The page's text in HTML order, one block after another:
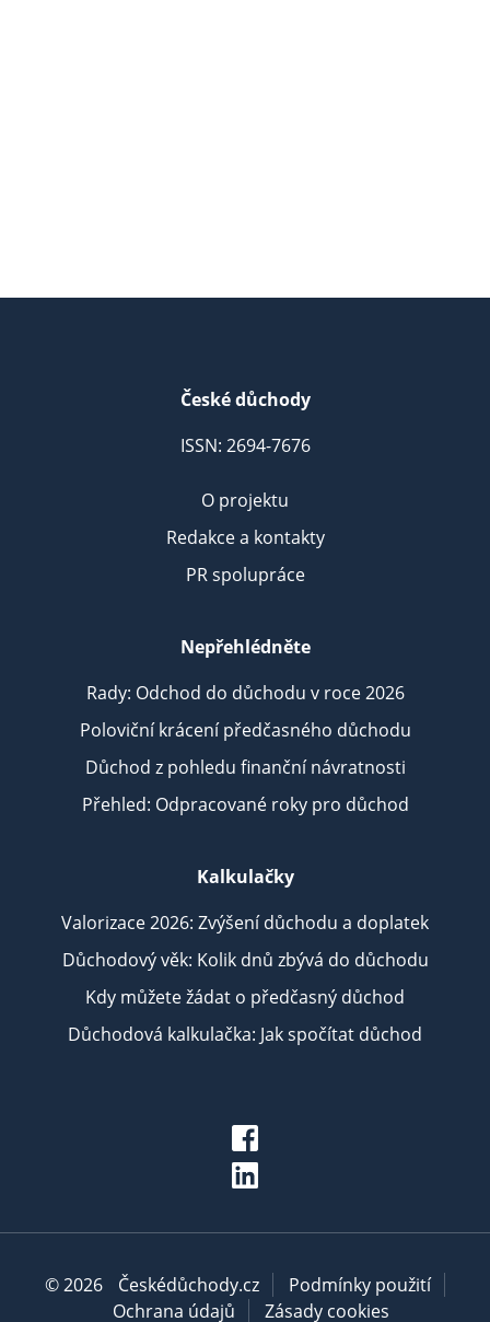
České důchody
ISSN: 2694-7676
O projektu
Redakce a kontakty
PR spolupráce
Nepřehlédněte
Rady: Odchod do důchodu v roce 2026
Poloviční krácení předčasného důchodu
Důchod z pohledu finanční návratnosti
Přehled: Odpracované roky pro důchod
Kalkulačky
Valorizace 2026: Zvýšení důchodu a doplatek
Důchodový věk: Kolik dnů zbývá do důchodu
Kdy můžete žádat o předčasný důchod
Důchodová kalkulačka: Jak spočítat důchod
© 2026 Českédůchody.cz
Podmínky použití
Ochrana údajů
Zásady cookies